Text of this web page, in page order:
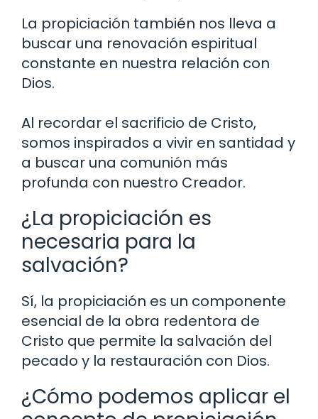
La propiciación también nos lleva a
buscar una renovación espiritual
constante en nuestra relación con
Dios.
Al recordar el sacrificio de Cristo,
somos inspirados a vivir en santidad y
a buscar una comunión más
profunda con nuestro Creador.
¿La propiciación es
necesaria para la
salvación?
Sí, la propiciación es un componente
esencial de la obra redentora de
Cristo que permite la salvación del
pecado y la restauración con Dios.
¿Cómo podemos aplicar el